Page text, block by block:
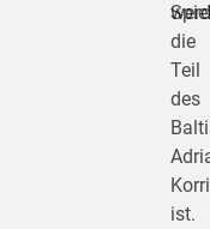
die
Teil
des
ist.